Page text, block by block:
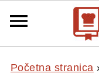
Početna stranica